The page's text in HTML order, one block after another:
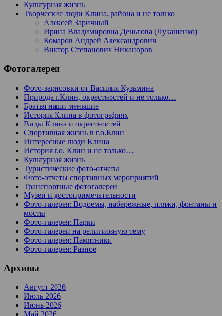
Культурная жизнь
Творческие люди Клина, района и не только
Алексей Заричный
Ирина Владимировна Деньгова (Лукашенко)
Комаров Андрей Александрович
Виктор Степанович Никаноров
Фотогалереи
Фото-зарисовки от Василия Кузьмина
Природа г.Клин, окрестностей и не только…
Братья наши меньшие
История Клина в фотографиях
Виды Клина и окрестностей
Спортивная жизнь в г.о.Клин
Интересные люди Клина
История г.о. Клин и не только…
Культурная жизнь
Туристические фото-отчеты
Фото-отчеты спортивных мероприятий
Транспортные фотогалереи
Музеи и достопримечательности
Фото-галерея: Водоемы, набережные, пляжи, фонтаны и
мосты
Фото-галерея: Парки
Фото-галереи на религиозную тему
Фото-галерея: Памятники
Фото-галерея: Разное
Архивы
Август 2026
Июль 2026
Июнь 2026
Май 2026